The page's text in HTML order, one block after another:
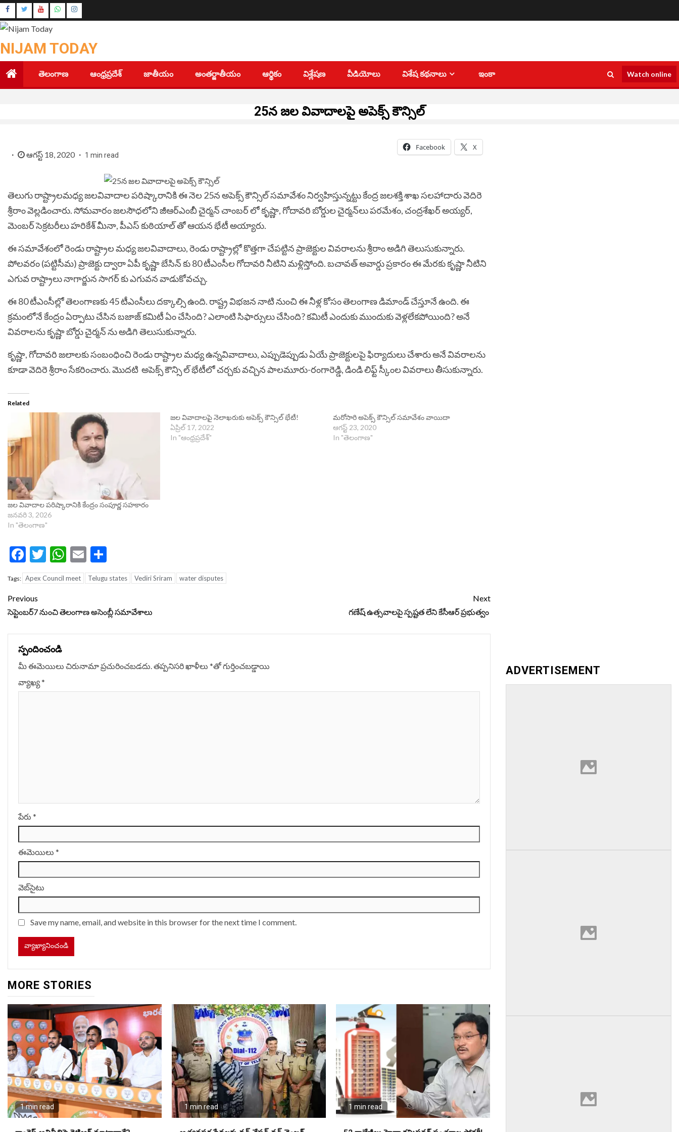
Skip
to
content
Youtube
Instagram
NIJAM TODAY
తెలంగాణ ఆంధ్రప్రదేశ్ జాతీయం అంతర్జాతీయం ఆర్థికం విశ్లేషణ వీడియోలు విశేష కథనాలు ఇంకా Watch online
25న జల వివాదాలపై అపెక్స్ కౌన్సిల్
ఆగస్ట్ 18, 2020 1 min read
Facebook X
తెలుగు రాష్ట్రాలమధ్య జలవివాదాల పరిష్కారానికి ఈ నెల 25న అపెక్స్‌ కౌన్సిల్‌ సమావేశం నిర్వహిస్తున్నట్టు కేంద్ర జలశక్తి శాఖ సలహాదారు వెదిరె
శ్రీరాం వెల్లడించారు. సోమవారం జలసౌధలోని జీఆర్‌ఎంబీ చైర్మన్‌ చాంబర్ లో కృష్ణా, గోదావరి బోర్డుల చైర్మన్‌లు పరమేశం, చంద్రశేఖర్‌ అయ్యర్,
మెంబర్‌ సెక్రటరీలు హరికేశ్‌ మీనా, పీఎస్‌ కుఠియాల్ తో ఆయన భేటీ అయ్యారు.
ఈ సమావేశంలో రెండు రాష్ట్రాల మధ్య జలవివాదాలు, రెండు రాష్ట్రాల్లో కొత్తగా చేపట్టిన ప్రాజెక్టుల వివరాలను శ్రీరాం అడిగి తెలుసుకున్నారు.
పోలవరం (పట్టిసీమ) ప్రాజెక్టు ద్వారా ఏపీ కృష్ణా బేసిన్ కు 80 టీఎంసీల గోదావరి నీటిని మళ్లిస్తోంది. బచావత్‌ అవార్డు ప్రకారం ఈ మేరకు కృష్ణా నీటిని
ఎగువ రాష్ట్రాలు నాగార్జున సాగర్ కు ఎగువన వాడుకోవచ్చు.
ఈ 80 టీఎంసీల్లో తెలంగాణకు 45 టీఎంసీలు దక్కాల్సి ఉంది. రాష్ట్ర విభజన నాటి నుంచి ఈ నీళ్ల కోసం తెలంగాణ డిమాండ్‌ చేస్తూనే ఉంది. ఈ
క్రమంలోనే కేంద్రం ఏర్పాటు చేసిన బజాజ్‌ కమిటీ ఏం చేసింది? ఎలాంటి సిఫార్సులు చేసింది? కమిటీ ఎందుకు ముందుకు వెళ్లలేకపోయింది? అనే
వివరాలను కృష్ణా బోర్డు చైర్మన్ ను అడిగి తెలుసుకున్నారు.
కృష్ణా, గోదావరి జలాలకు సంబంధించి రెండు రాష్ట్రాల మధ్య ఉన్నవివాదాలు, ఎప్పుడెప్పుడు ఏయే ప్రాజెక్టులపై ఫిర్యాదులు చేశారు అనే వివరాలను
కూడా వెదిరె శ్రీరాం సేకరించారు. మొదటి ‌ అపెక్స్ కౌన్సి ల్ భేటీలో చర్చకు వచ్చిన పాలమూరు-రంగారెడ్డి, డిండి లిఫ్ట్‌ స్కీంల వివరాలు తీసుకున్నారు.
Related
జల వివాదాల పరిష్కారానికి కేంద్రం సంపూర్ణ సహకారం
జనవరి 3, 2026
In "తెలంగాణ"
జల వివాదాలపై నెలాఖరుకు అపెక్స్ కౌన్సిల్ భేటీ!
ఏప్రిల్ 17, 2022
In "ఆంధ్రప్రదేశ్"
మరోసారి అపెక్స్ కౌన్సిల్ సమావేశం వాయిదా
ఆగస్ట్ 23, 2020
In "తెలంగాణ"
Facebook
Twitter
WhatsApp
Email
Tags: Apex Council meet Telugu states Vediri Sriram water disputes
Continue
Reading
Previous
సెప్టెంబర్7 నుంచి తెలంగాణ అసెంబ్లీ సమావేశాలు
Next
గణేష్ ఉత్సవాలపై స్పష్టత లేని కేసీఆర్ ప్రభుత్వం
స్పందించండి
మీ ఈమెయిలు చిరునామా ప్రచురించబడదు.తప్పనిసరి ఖాళీలు *‌తో గుర్తించబడ్డాయి
వ్యాఖ్య*
పేరు *
ఈమెయిలు *
వెబ్‌సైటు
Save my name, email, and website in this browser for the next time I comment.
MORE STORIES
1 min read 1 min read 1 min read
ADVERTISEMENT